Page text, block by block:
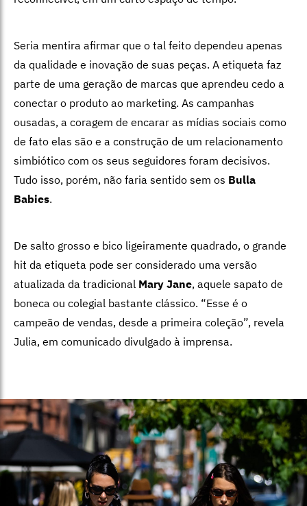
Seria mentira afirmar que o tal feito dependeu apenas
da qualidade e inovação de suas peças. A etiqueta faz
parte de uma geração de marcas que aprendeu cedo a
conectar o produto ao marketing. As campanhas
ousadas, a coragem de encarar as mídias sociais como
de fato elas são e a construção de um relacionamento
simbiótico com os seus seguidores foram decisivos.
Tudo isso, porém, não faria sentido sem os Bulla
Babies.
De salto grosso e bico ligeiramente quadrado, o grande
hit da etiqueta pode ser considerado uma versão
atualizada da tradicional Mary Jane, aquele sapato de
boneca ou colegial bastante clássico. “Esse é o
campeão de vendas, desde a primeira coleção”, revela
Julia, em comunicado divulgado à imprensa.